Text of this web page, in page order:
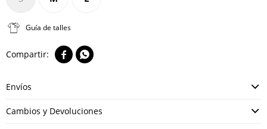
Guía de talles
 
Envíos
Cambios y Devoluciones